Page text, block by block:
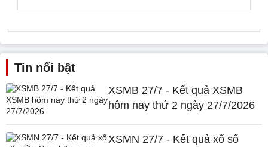
Tin nổi bật
XSMB 27/7 - Kết quả XSMB
hôm nay thứ 2 ngày 27/7/2026
XSMN 27/7 - Kết quả xổ số